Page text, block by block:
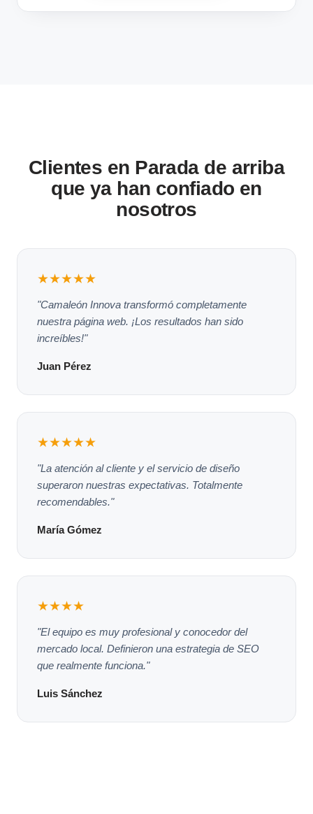
Clientes en Parada de arriba
que ya han confiado en
nosotros
★★★★★
"Camaleón Innova transformó completamente
nuestra página web. ¡Los resultados han sido
increíbles!"
Juan Pérez
★★★★★
"La atención al cliente y el servicio de diseño
superaron nuestras expectativas. Totalmente
recomendables."
María Gómez
★★★★
"El equipo es muy profesional y conocedor del
mercado local. Definieron una estrategia de SEO
que realmente funciona."
Luis Sánchez